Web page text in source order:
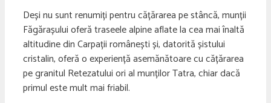
Deși nu sunt renumiți pentru cățărarea pe stâncă, munții
Făgărașului oferă traseele alpine aflate la cea mai înaltă
altitudine din Carpații românești și, datorită șistului
cristalin, oferă o experiență asemănătoare cu cățărarea
pe granitul Retezatului ori al munților Tatra, chiar dacă
primul este mult mai friabil.